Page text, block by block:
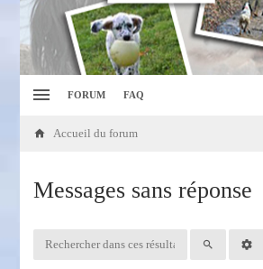
FORUM FAQ
Accueil du forum
Messages sans réponse